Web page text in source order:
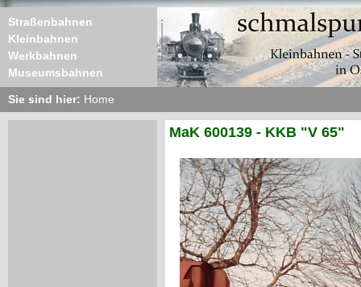
Straßenbahnen
Kleinbahnen
Werkbahnen
Museumsbahnen
Sie sind hier: Home
MaK 600139 - KKB "V 65"